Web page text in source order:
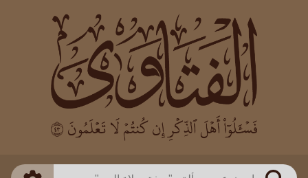
العالم
بن باز
بن العثيمين
اللجنة الدائمة
طريقة البحث
ذكي